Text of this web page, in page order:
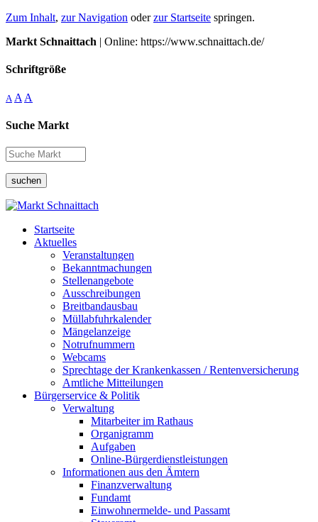
Zum Inhalt, zur Navigation oderzur Startseite springen.
Markt Schnaittach | Online: https://www.schnaittach.de/
Schriftgröße
A A A
Suche Markt
suchen
Startseite
Aktuelles
Veranstaltungen
Bekanntmachungen
Stellenangebote
Ausschreibungen
Breitbandausbau
Müllabfuhrkalender
Mängelanzeige
Notrufnummern
Webcams
Sprechtage der Krankenkassen / Rentenversicherung
Amtliche Mitteilungen
Bürgerservice & Politik
Verwaltung
Mitarbeiter im Rathaus
Organigramm
Aufgaben
Online-Bürgerdienstleistungen
Informationen aus den Ämtern
Finanzverwaltung
Fundamt
Einwohnermelde- und Passamt